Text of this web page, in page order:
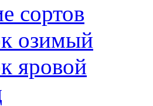
сортов
озимый
яровой